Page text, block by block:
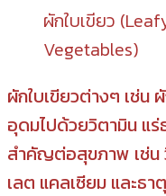
ผักใบเขียว
Vegetables)
ผักใบเขียวต่างๆ เช่น
อุดมไปด้วยวิตามิน แ
สำคัญต่อสุขภาพ เช่น
เลต แคลเซียม และธา